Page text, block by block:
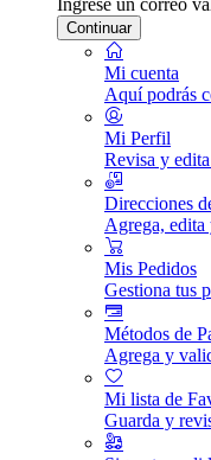
Continuar
Mi cuenta
Aquí podrás
Mi Perfil
Revisa y
Direcciones
Agrega,
Mis Pedidos
Gestiona tus
Métodos de
Agrega y
Mi lista de
Guarda y